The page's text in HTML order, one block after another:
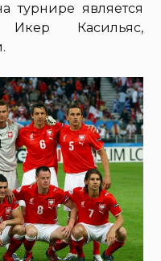
турнире является
Икер Касильяс,